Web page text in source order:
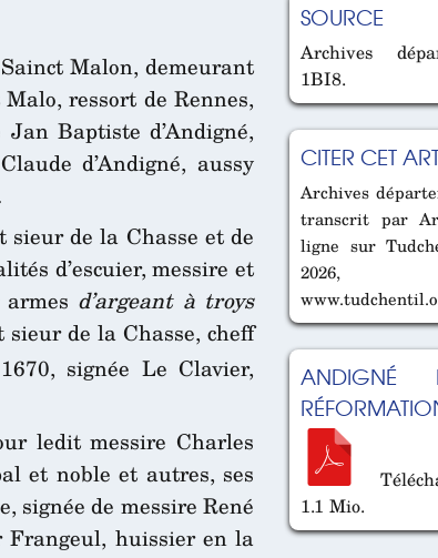
SOURCE
Archives
1BI8.
CITER CET
Archives
transcrit par
ligne sur
2026,
1.1 Mio.
Malon, demeurant
ressort de Rennes,
Baptiste d’Andigné,
d’Andigné, aussy
de la Chasse et de
d’escuier, messire et
d’argeant à troys
de la Chasse, cheff
signée Le Clavier,
ledit messire Charles
et noble et autres, ses
signée de messire René
Frangeul, huissier en la